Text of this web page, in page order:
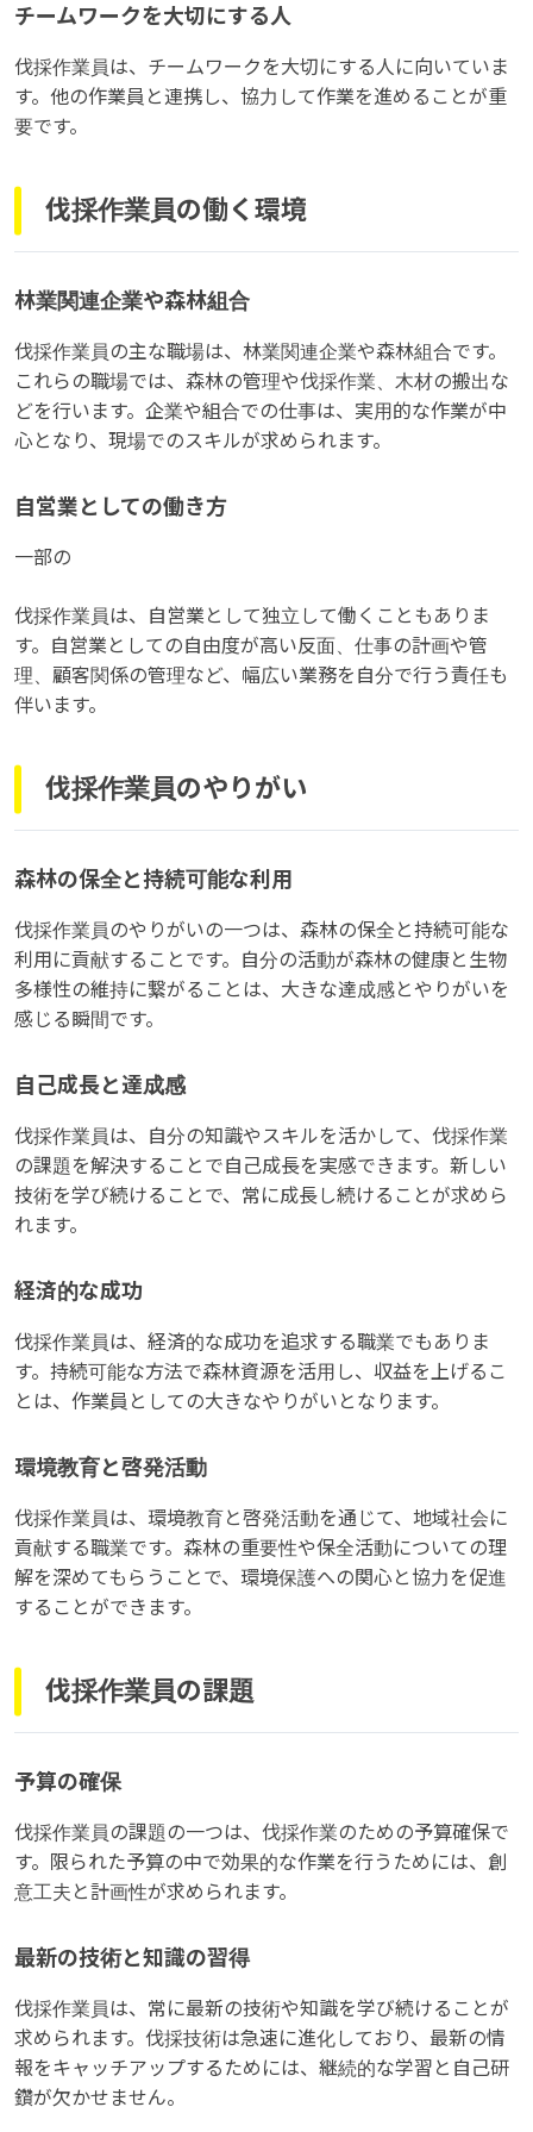
チームワークを大切にする人
伐採作業員は、チームワークを大切にする人に向いていま
す。他の作業員と連携し、協力して作業を進めることが重
要です。
伐採作業員の働く環境
林業関連企業や森林組合
伐採作業員の主な職場は、林業関連企業や森林組合です。
これらの職場では、森林の管理や伐採作業、木材の搬出な
どを行います。企業や組合での仕事は、実用的な作業が中
心となり、現場でのスキルが求められます。
自営業としての働き方
一部の
伐採作業員は、自営業として独立して働くこともありま
す。自営業としての自由度が高い反面、仕事の計画や管
理、顧客関係の管理など、幅広い業務を自分で行う責任も
伴います。
伐採作業員のやりがい
森林の保全と持続可能な利用
伐採作業員のやりがいの一つは、森林の保全と持続可能な
利用に貢献することです。自分の活動が森林の健康と生物
多様性の維持に繋がることは、大きな達成感とやりがいを
感じる瞬間です。
自己成長と達成感
伐採作業員は、自分の知識やスキルを活かして、伐採作業
の課題を解決することで自己成長を実感できます。新しい
技術を学び続けることで、常に成長し続けることが求めら
れます。
経済的な成功
伐採作業員は、経済的な成功を追求する職業でもありま
す。持続可能な方法で森林資源を活用し、収益を上げるこ
とは、作業員としての大きなやりがいとなります。
環境教育と啓発活動
伐採作業員は、環境教育と啓発活動を通じて、地域社会に
貢献する職業です。森林の重要性や保全活動についての理
解を深めてもらうことで、環境保護への関心と協力を促進
することができます。
伐採作業員の課題
予算の確保
伐採作業員の課題の一つは、伐採作業のための予算確保で
す。限られた予算の中で効果的な作業を行うためには、創
意工夫と計画性が求められます。
最新の技術と知識の習得
伐採作業員は、常に最新の技術や知識を学び続けることが
求められます。伐採技術は急速に進化しており、最新の情
報をキャッチアップするためには、継続的な学習と自己研
鑽が欠かせません。